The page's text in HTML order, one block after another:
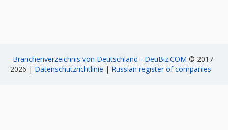
Branchenverzeichnis von Deutschland - DeuBiz.COM © 2017-
2026 | Datenschutzrichtlinie | Russian register of companies